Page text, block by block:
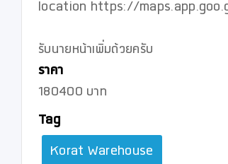
location https://
ราคา
180400 บาท
Tag
Korat Warehouse